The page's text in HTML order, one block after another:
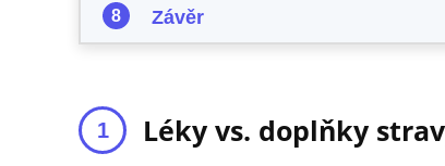
Závěr
Léky vs. doplňky